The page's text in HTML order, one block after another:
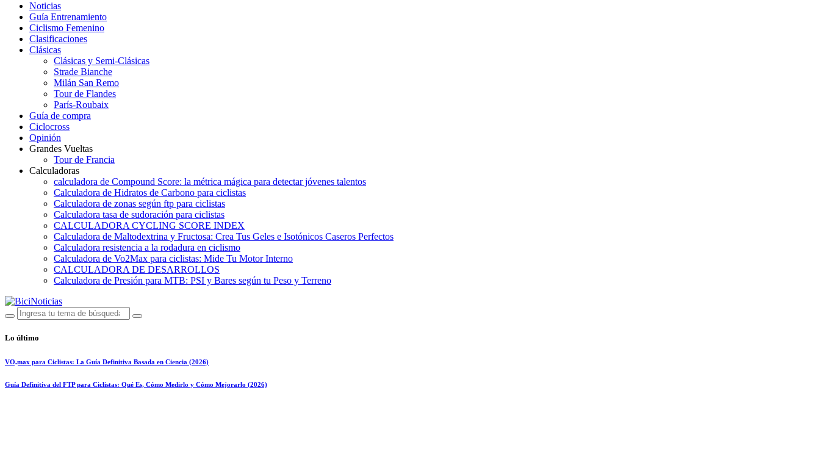
Noticias
Guía Entrenamiento
Ciclismo Femenino
Clasificaciones
Clásicas
Clásicas y Semi-Clásicas
Strade Bianche
Milán San Remo
Tour de Flandes
París-Roubaix
Guía de compra
Ciclocross
Opinión
Grandes Vueltas
Tour de Francia
Calculadoras
calculadora de Compound Score: la métrica mágica para detectar jóvenes talentos
Calculadora de Hidratos de Carbono para ciclistas
Calculadora de zonas según ftp para ciclistas
Calculadora tasa de sudoración para ciclistas
CALCULADORA CYCLING SCORE INDEX
Calculadora de Maltodextrina y Fructosa: Crea Tus Geles e Isotónicos Caseros Perfectos
Calculadora resistencia a la rodadura en ciclismo
Calculadora de Vo2Max para ciclistas: Mide Tu Motor Interno
CALCULADORA DE DESARROLLOS
Calculadora de Presión para MTB: PSI y Bares según tu Peso y Terreno
Lo último
VO₂max para Ciclistas: La Guía Definitiva Basada en Ciencia (2026)
Guía Definitiva del FTP para Ciclistas: Qué Es, Cómo Medirlo y Cómo Mejorarlo (2026)